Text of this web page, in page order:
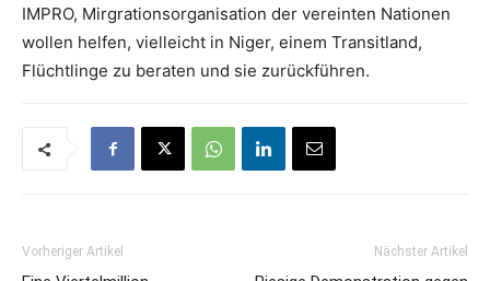
IMPRO, Mirgrationsorganisation der vereinten Nationen
wollen helfen, vielleicht in Niger, einem Transitland,
Flüchtlinge zu beraten und sie zurückführen.
Vorheriger Artikel Nächster Artikel